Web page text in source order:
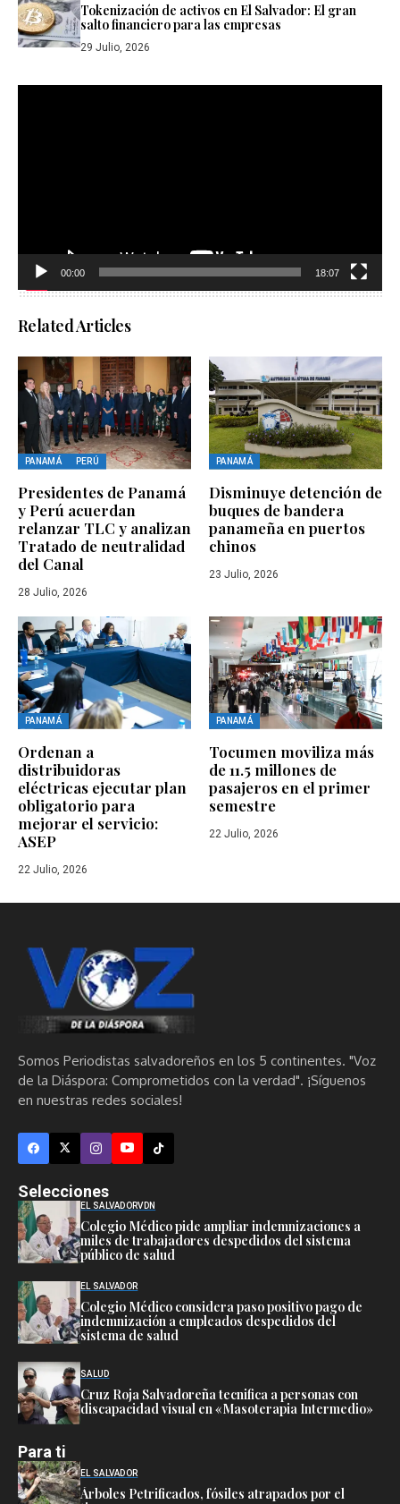
Tokenización de activos en El Salvador: El gran
salto financiero para las empresas
29 Julio, 2026
00:00 18:07
Related Articles
PANAMÁ PERÚ
Presidentes de Panamá
y Perú acuerdan
relanzar TLC y analizan
Tratado de neutralidad
del Canal
28 Julio, 2026
PANAMÁ
Disminuye detención de
buques de bandera
panameña en puertos
chinos
23 Julio, 2026
PANAMÁ
Ordenan a
distribuidoras
eléctricas ejecutar plan
obligatorio para
mejorar el servicio:
ASEP
22 Julio, 2026
PANAMÁ
Tocumen moviliza más
de 11.5 millones de
pasajeros en el primer
semestre
22 Julio, 2026
Somos Periodistas salvadoreños en los 5 continentes. "Voz
de la Diáspora: Comprometidos con la verdad". ¡Síguenos
en nuestras redes sociales!
Selecciones
EL SALVADORVDN
Colegio Médico pide ampliar indemnizaciones a
miles de trabajadores despedidos del sistema
público de salud
EL SALVADOR
Colegio Médico considera paso positivo pago de
indemnización a empleados despedidos del
sistema de salud
SALUD
Cruz Roja Salvadoreña tecnifica a personas con
discapacidad visual en «Masoterapia Intermedio»
Para ti
EL SALVADOR
Árboles Petrificados, fósiles atrapados por el